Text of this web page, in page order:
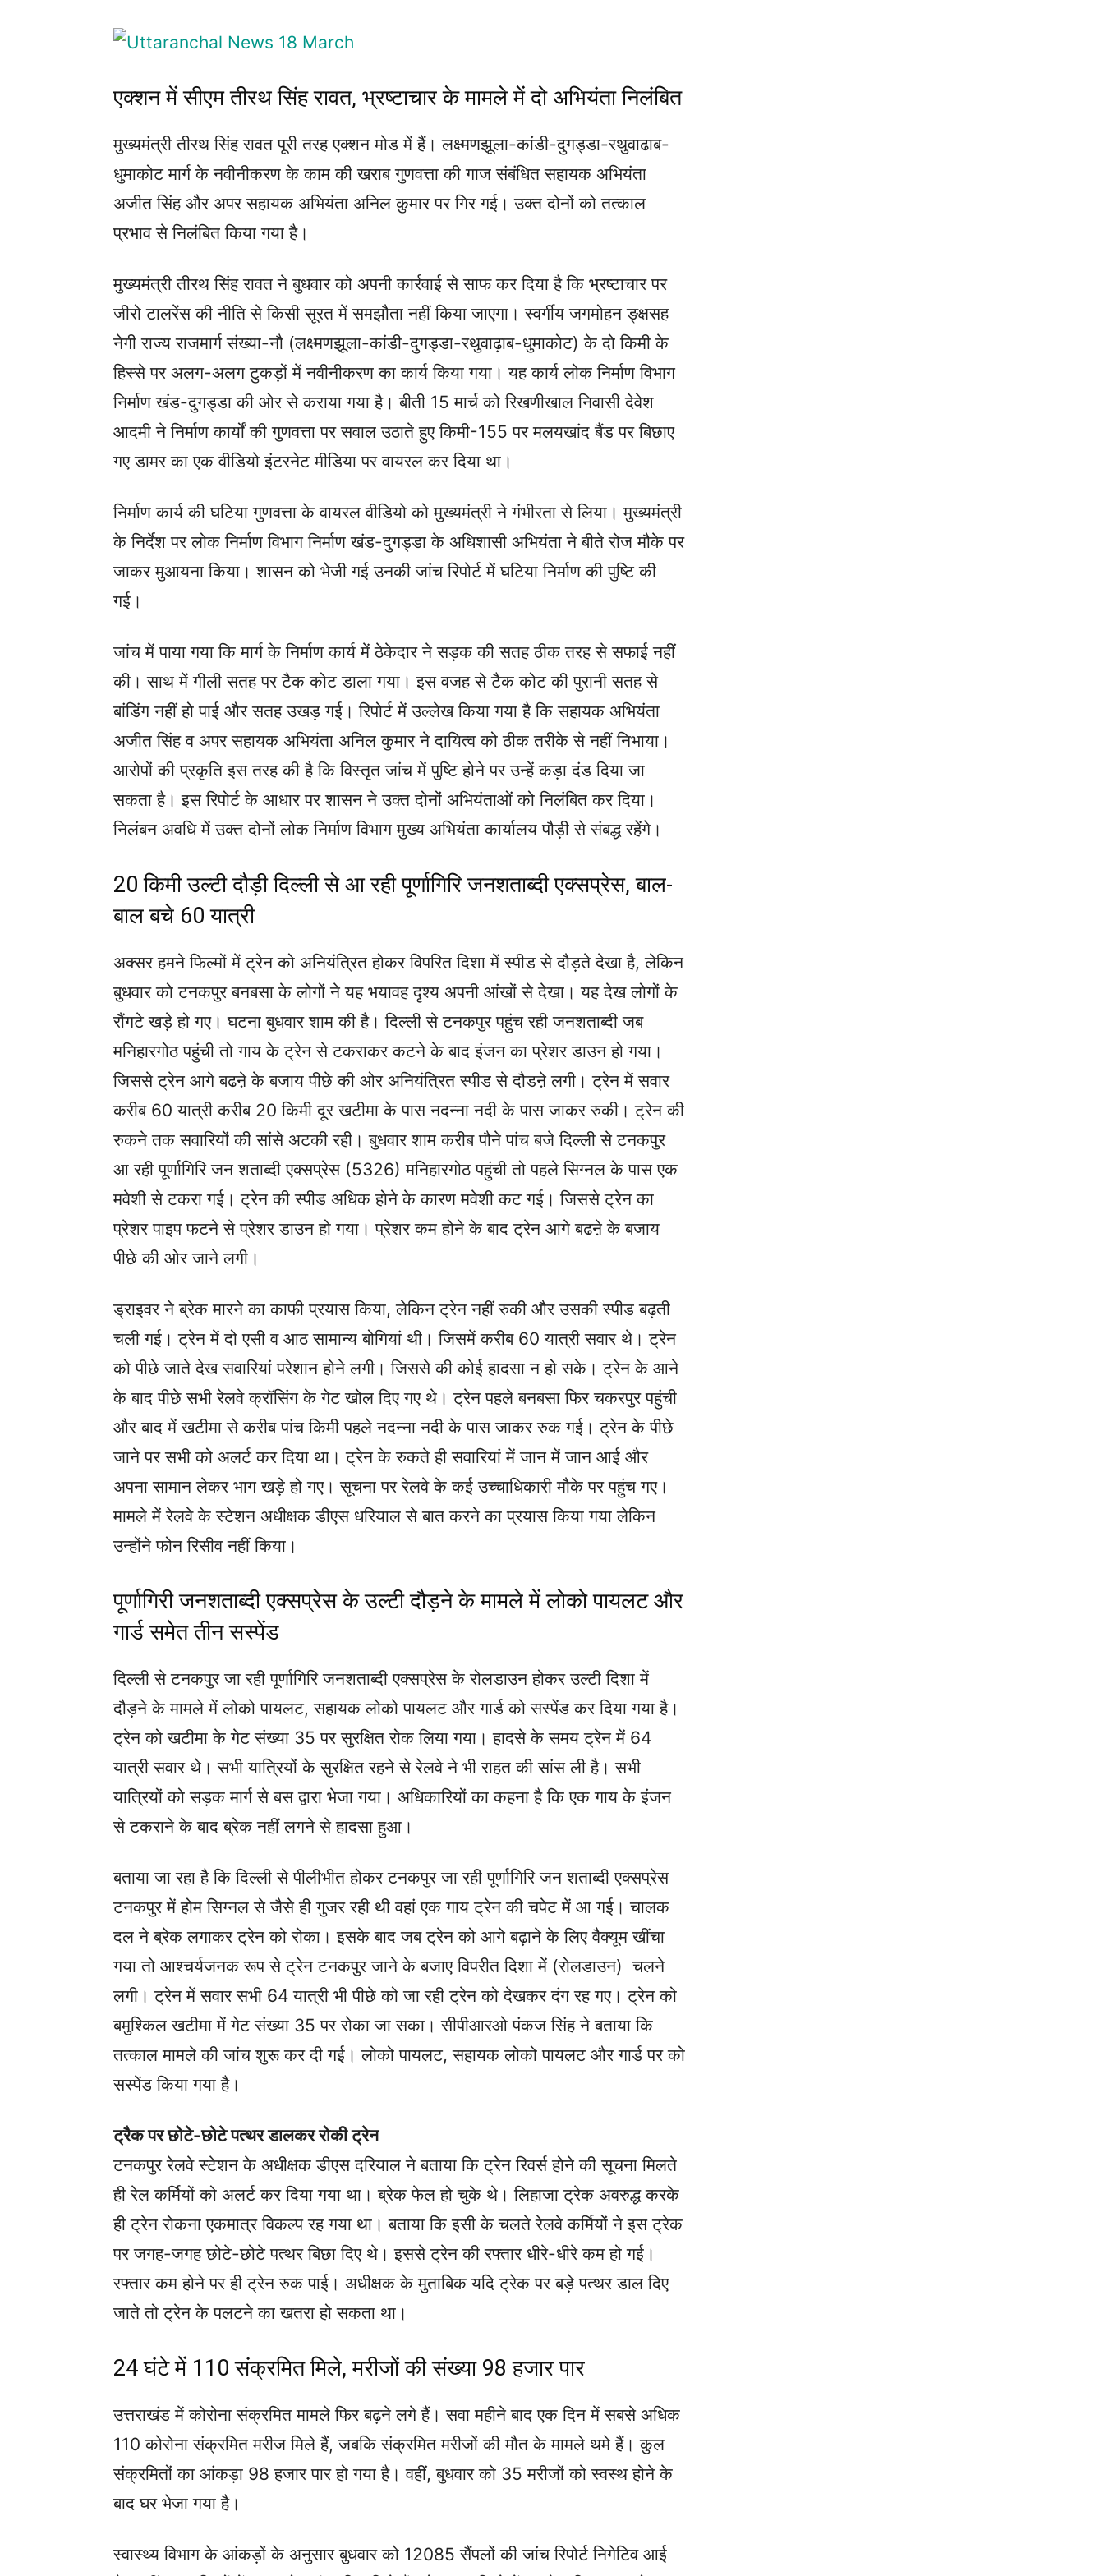
एक्शन में सीएम तीरथ सिंह रावत, भ्रष्टाचार के मामले में दो अभियंता निलंबित
मुख्यमंत्री तीरथ सिंह रावत पूरी तरह एक्शन मोड में हैं। लक्ष्मणझूला-कांडी-दुगड्डा-रथुवाढाब-
धुमाकोट मार्ग के नवीनीकरण के काम की खराब गुणवत्ता की गाज संबंधित सहायक अभियंता
अजीत सिंह और अपर सहायक अभियंता अनिल कुमार पर गिर गई। उक्त दोनों को तत्काल
प्रभाव से निलंबित किया गया है।
मुख्यमंत्री तीरथ सिंह रावत ने बुधवार को अपनी कार्रवाई से साफ कर दिया है कि भ्रष्टाचार पर
जीरो टालरेंस की नीति से किसी सूरत में समझौता नहीं किया जाएगा। स्वर्गीय जगमोहन ङ्क्षसह
नेगी राज्य राजमार्ग संख्या-नौ (लक्ष्मणझूला-कांडी-दुगड्डा-रथुवाढ़ाब-धुमाकोट) के दो किमी के
हिस्से पर अलग-अलग टुकड़ों में नवीनीकरण का कार्य किया गया। यह कार्य लोक निर्माण विभाग
निर्माण खंड-दुगड्डा की ओर से कराया गया है। बीती 15 मार्च को रिखणीखाल निवासी देवेश
आदमी ने निर्माण कार्यों की गुणवत्ता पर सवाल उठाते हुए किमी-155 पर मलयखांद बैंड पर बिछाए
गए डामर का एक वीडियो इंटरनेट मीडिया पर वायरल कर दिया था।
निर्माण कार्य की घटिया गुणवत्ता के वायरल वीडियो को मुख्यमंत्री ने गंभीरता से लिया। मुख्यमंत्री
के निर्देश पर लोक निर्माण विभाग निर्माण खंड-दुगड्डा के अधिशासी अभियंता ने बीते रोज मौके पर
जाकर मुआयना किया। शासन को भेजी गई उनकी जांच रिपोर्ट में घटिया निर्माण की पुष्टि की
गई।
जांच में पाया गया कि मार्ग के निर्माण कार्य में ठेकेदार ने सड़क की सतह ठीक तरह से सफाई नहीं
की। साथ में गीली सतह पर टैक कोट डाला गया। इस वजह से टैक कोट की पुरानी सतह से
बांडिंग नहीं हो पाई और सतह उखड़ गई। रिपोर्ट में उल्लेख किया गया है कि सहायक अभियंता
अजीत सिंह व अपर सहायक अभियंता अनिल कुमार ने दायित्व को ठीक तरीके से नहीं निभाया।
आरोपों की प्रकृति इस तरह की है कि विस्तृत जांच में पुष्टि होने पर उन्हें कड़ा दंड दिया जा
सकता है। इस रिपोर्ट के आधार पर शासन ने उक्त दोनों अभियंताओं को निलंबित कर दिया।
निलंबन अवधि में उक्त दोनों लोक निर्माण विभाग मुख्य अभियंता कार्यालय पौड़ी से संबद्ध रहेंगे।
20 किमी उल्टी दौड़ी दिल्ली से आ रही पूर्णागिरि जनशताब्दी एक्सप्रेस, बाल-
बाल बचे 60 यात्री
अक्सर हमने फिल्मों में ट्रेन को अनियंत्रित होकर विपरित दिशा में स्पीड से दौड़ते देखा है, लेकिन
बुधवार को टनकपुर बनबसा के लोगों ने यह भयावह दृश्य अपनी आंखों से देखा। यह देख लोगों के
रौंगटे खड़े हो गए। घटना बुधवार शाम की है। दिल्ली से टनकपुर पहुंच रही जनशताब्दी जब
मनिहारगोठ पहुंची तो गाय के ट्रेन से टकराकर कटने के बाद इंजन का प्रेशर डाउन हो गया।
जिससे ट्रेन आगे बढऩे के बजाय पीछे की ओर अनियंत्रित स्पीड से दौडऩे लगी। ट्रेन में सवार
करीब 60 यात्री करीब 20 किमी दूर खटीमा के पास नदन्ना नदी के पास जाकर रुकी। ट्रेन की
रुकने तक सवारियों की सांसे अटकी रही। बुधवार शाम करीब पौने पांच बजे दिल्ली से टनकपुर
आ रही पूर्णागिरि जन शताब्दी एक्सप्रेस (5326) मनिहारगोठ पहुंची तो पहले सिग्नल के पास एक
मवेशी से टकरा गई। ट्रेन की स्पीड अधिक होने के कारण मवेशी कट गई। जिससे ट्रेन का
प्रेशर पाइप फटने से प्रेशर डाउन हो गया। प्रेशर कम होने के बाद ट्रेन आगे बढऩे के बजाय
पीछे की ओर जाने लगी।
ड्राइवर ने ब्रेक मारने का काफी प्रयास किया, लेकिन ट्रेन नहीं रुकी और उसकी स्पीड बढ़ती
चली गई। ट्रेन में दो एसी व आठ सामान्य बोगियां थी। जिसमें करीब 60 यात्री सवार थे। ट्रेन
को पीछे जाते देख सवारियां परेशान होने लगी। जिससे की कोई हादसा न हो सके। ट्रेन के आने
के बाद पीछे सभी रेलवे क्रॉसिंग के गेट खोल दिए गए थे। ट्रेन पहले बनबसा फिर चकरपुर पहुंची
और बाद में खटीमा से करीब पांच किमी पहले नदन्ना नदी के पास जाकर रुक गई। ट्रेन के पीछे
जाने पर सभी को अलर्ट कर दिया था। ट्रेन के रुकते ही सवारियां में जान में जान आई और
अपना सामान लेकर भाग खड़े हो गए। सूचना पर रेलवे के कई उच्चाधिकारी मौके पर पहुंच गए।
मामले में रेलवे के स्टेशन अधीक्षक डीएस धरियाल से बात करने का प्रयास किया गया लेकिन
उन्होंने फोन रिसीव नहीं किया।
पूर्णागिरी जनशताब्दी एक्सप्रेस के उल्टी दौड़ने के मामले में लोको पायलट और
गार्ड समेत तीन सस्पेंड
दिल्ली से टनकपुर जा रही पूर्णागिरि जनशताब्दी एक्सप्रेस के रोलडाउन होकर उल्टी दिशा में
दौड़ने के मामले में लोको पायलट, सहायक लोको पायलट और गार्ड को सस्पेंड कर दिया गया है।
ट्रेन को खटीमा के गेट संख्या 35 पर सुरक्षित रोक लिया गया। हादसे के समय ट्रेन में 64
यात्री सवार थे। सभी यात्रियों के सुरक्षित रहने से रेलवे ने भी राहत की सांस ली है। सभी
यात्रियों को सड़क मार्ग से बस द्वारा भेजा गया। अधिकारियों का कहना है कि एक गाय के इंजन
से टकराने के बाद ब्रेक नहीं लगने से हादसा हुआ।
बताया जा रहा है कि दिल्ली से पीलीभीत होकर टनकपुर जा रही पूर्णागिरि जन शताब्दी एक्सप्रेस
टनकपुर में होम सिग्नल से जैसे ही गुजर रही थी वहां एक गाय ट्रेन की चपेट में आ गई। चालक
दल ने ब्रेक लगाकर ट्रेन को रोका। इसके बाद जब ट्रेन को आगे बढ़ाने के लिए वैक्यूम खींचा
गया तो आश्चर्यजनक रूप से ट्रेन टनकपुर जाने के बजाए विपरीत दिशा में (रोलडाउन) चलने
लगी। ट्रेन में सवार सभी 64 यात्री भी पीछे को जा रही ट्रेन को देखकर दंग रह गए। ट्रेन को
बमुश्किल खटीमा में गेट संख्या 35 पर रोका जा सका। सीपीआरओ पंकज सिंह ने बताया कि
तत्काल मामले की जांच शुरू कर दी गई। लोको पायलट, सहायक लोको पायलट और गार्ड पर को
सस्पेंड किया गया है।
ट्रैक पर छोटे-छोटे पत्थर डालकर रोकी ट्रेन
टनकपुर रेलवे स्टेशन के अधीक्षक डीएस दरियाल ने बताया कि ट्रेन रिवर्स होने की सूचना मिलते
ही रेल कर्मियों को अलर्ट कर दिया गया था। ब्रेक फेल हो चुके थे। लिहाजा ट्रेक अवरुद्ध करके
ही ट्रेन रोकना एकमात्र विकल्प रह गया था। बताया कि इसी के चलते रेलवे कर्मियों ने इस ट्रेक
पर जगह-जगह छोटे-छोटे पत्थर बिछा दिए थे। इससे ट्रेन की रफ्तार धीरे-धीरे कम हो गई।
रफ्तार कम होने पर ही ट्रेन रुक पाई। अधीक्षक के मुताबिक यदि ट्रेक पर बड़े पत्थर डाल दिए
जाते तो ट्रेन के पलटने का खतरा हो सकता था।
24 घंटे में 110 संक्रमित मिले, मरीजों की संख्या 98 हजार पार
उत्तराखंड में कोरोना संक्रमित मामले फिर बढ़ने लगे हैं। सवा महीने बाद एक दिन में सबसे अधिक
110 कोरोना संक्रमित मरीज मिले हैं, जबकि संक्रमित मरीजों की मौत के मामले थमे हैं। कुल
संक्रमितों का आंकड़ा 98 हजार पार हो गया है। वहीं, बुधवार को 35 मरीजों को स्वस्थ होने के
बाद घर भेजा गया है।
स्वास्थ्य विभाग के आंकड़ों के अनुसार बुधवार को 12085 सैंपलों की जांच रिपोर्ट निगेटिव आई